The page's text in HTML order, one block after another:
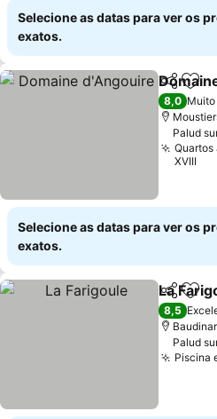
Selecione as datas para ver os
exatos.
Partilhar
8,0 Muito
Palud
XVIII
Selecione as datas para ver os
exatos.
Partilhar
La
8,5
Palud
Piscina